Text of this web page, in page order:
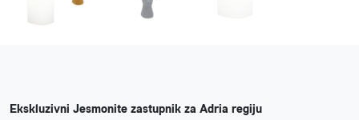
Ekskluzivni Jesmonite zastupnik za Adria regiju